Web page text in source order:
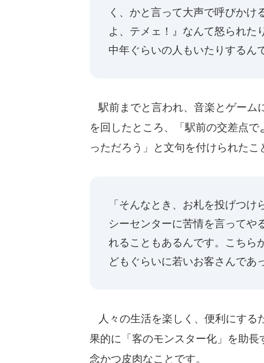
く、かと言って大声で呼びかけ
よ、テメェ！』なんて怒られた
中年ぐらいの人もいたりするん
駅前までと言われ、音楽とゲーム
を回したところ、「駅前の交差点
っただろう」と文句を付けられたこ
「そんなとき、お札を投げつ
シーセンターに苦情を言ってや
れることもあるんです。こちら
どもぐらいに若いお客さんであ
人々の生活を楽しく、便利にする
果的に「客のモンスター化」を助
念かつ皮肉なことです。